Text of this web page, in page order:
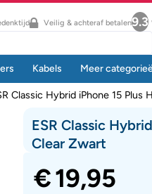
Veilig & achteraf betalen9.3
Kabels Meer
Classic Hybrid iPhone 15 Plus
ESR Classic
Clear Zwart
€19,95